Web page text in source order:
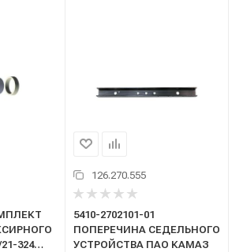
324
126.270.555
5410-2702101-01
ПОПЕРЕЧИНА СЕДЕЛЬНОГО
УСТРОЙСТВА ПАО КАМАЗ